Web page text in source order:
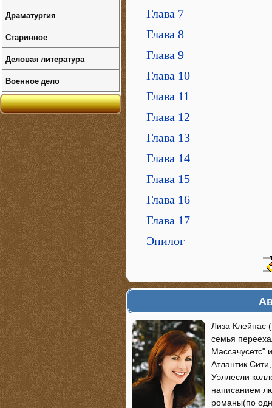
Глава 7
Глава 8
Глава 9
Глава 10
Глава 11
Глава 12
Глава 13
Глава 14
Глава 15
Глава 16
Глава 17
Эпилог
Лиза Клейпас
семья
Массачусетс"
Атлантик
Уэллесли
написанием
романы(по
Драматургия
Старинное
Деловая литература
Военное дело